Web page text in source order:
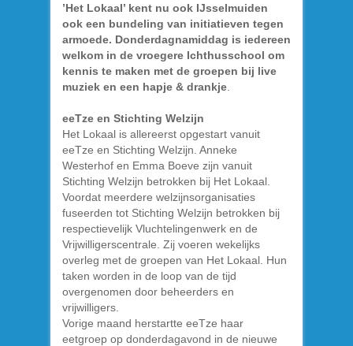
’Het Lokaal’ kent nu ook IJsselmuiden
ook een bundeling van initiatieven tegen
armoede. Donderdagnamiddag is iedereen
welkom in de vroegere Ichthusschool om
kennis te maken met de groepen bij live
muziek en een hapje & drankje
eeTze en Stichting Welzijn
Het Lokaal is allereerst opgestart vanuit
eeTze en Stichting Welzijn. Anneke
Westerhof en Emma Boeve zijn vanuit
Stichting Welzijn betrokken bij Het Lokaal.
Voordat meerdere welzijnsorganisaties
fuseerden tot Stichting Welzijn betrokken bij
respectievelijk Vluchtelingenwerk en de
Vrijwilligerscentrale. Zij voeren wekelijks
overleg met de groepen van Het Lokaal. Hun
taken worden in de loop van de tijd
overgenomen door beheerders en
vrijwilligers.
Vorige maand herstartte eeTze haar
eetgroep op donderdagavond in de nieuwe